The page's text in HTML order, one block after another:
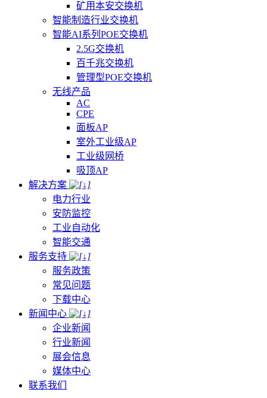
矿用本安交换机
智能制造行业交换机
智能AI系列POE交换机
2.5G交换机
百千兆交换机
管理型POE交换机
无线产品
AC
CPE
面板AP
室外工业级AP
工业级网桥
吸顶AP
解决方案
电力行业
安防监控
工业自动化
智能交通
服务支持
服务政策
常见问题
下载中心
新闻中心
企业新闻
行业新闻
展会信息
媒体中心
联系我们